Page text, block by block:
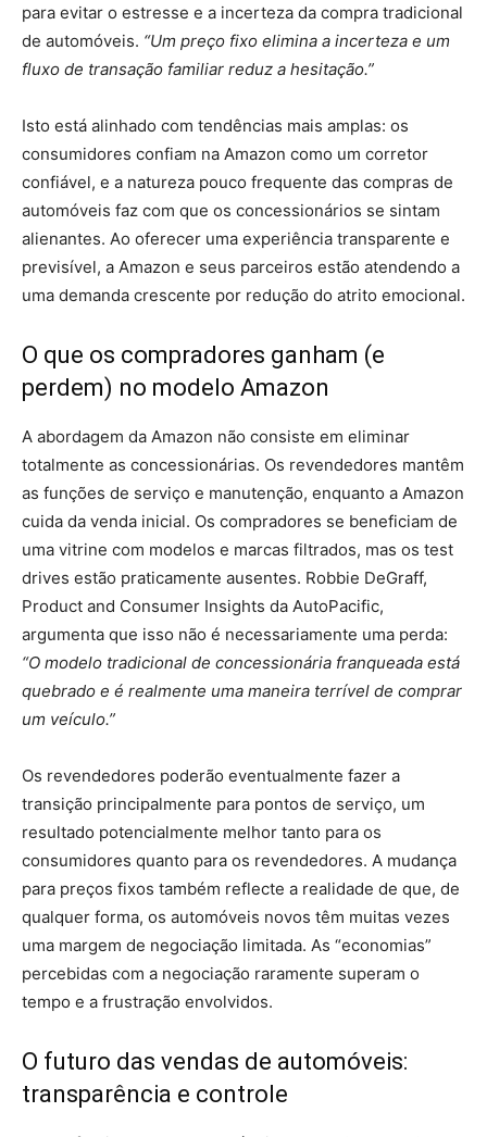
para evitar o estresse e a incerteza da compra tradicional
de automóveis. “Um preço fixo elimina a incerteza e um
fluxo de transação familiar reduz a hesitação.”
Isto está alinhado com tendências mais amplas: os
consumidores confiam na Amazon como um corretor
confiável, e a natureza pouco frequente das compras de
automóveis faz com que os concessionários se sintam
alienantes. Ao oferecer uma experiência transparente e
previsível, a Amazon e seus parceiros estão atendendo a
uma demanda crescente por redução do atrito emocional.
O que os compradores ganham (e
perdem) no modelo Amazon
A abordagem da Amazon não consiste em eliminar
totalmente as concessionárias. Os revendedores mantêm
as funções de serviço e manutenção, enquanto a Amazon
cuida da venda inicial. Os compradores se beneficiam de
uma vitrine com modelos e marcas filtrados, mas os test
drives estão praticamente ausentes. Robbie DeGraff,
Product and Consumer Insights da AutoPacific,
argumenta que isso não é necessariamente uma perda:
“O modelo tradicional de concessionária franqueada está
quebrado e é realmente uma maneira terrível de comprar
um veículo.”
Os revendedores poderão eventualmente fazer a
transição principalmente para pontos de serviço, um
resultado potencialmente melhor tanto para os
consumidores quanto para os revendedores. A mudança
para preços fixos também reflecte a realidade de que, de
qualquer forma, os automóveis novos têm muitas vezes
uma margem de negociação limitada. As “economias”
percebidas com a negociação raramente superam o
tempo e a frustração envolvidos.
O futuro das vendas de automóveis:
transparência e controle